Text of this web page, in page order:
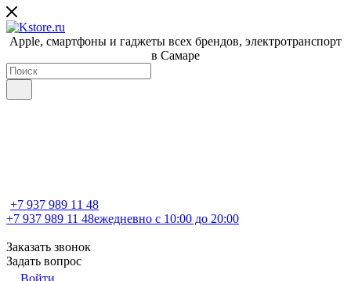
Apple, cмартфоны и гаджеты всех брендов, электротранспорт
в Самаре
+7 937 989 11 48
+7 937 989 11 48ежедневно с 10:00 до 20:00
Заказать звонок
Задать вопрос
Войти